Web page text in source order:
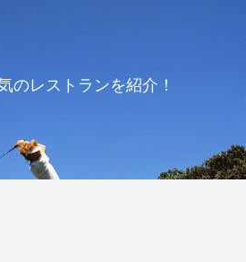
のレストランを紹介！